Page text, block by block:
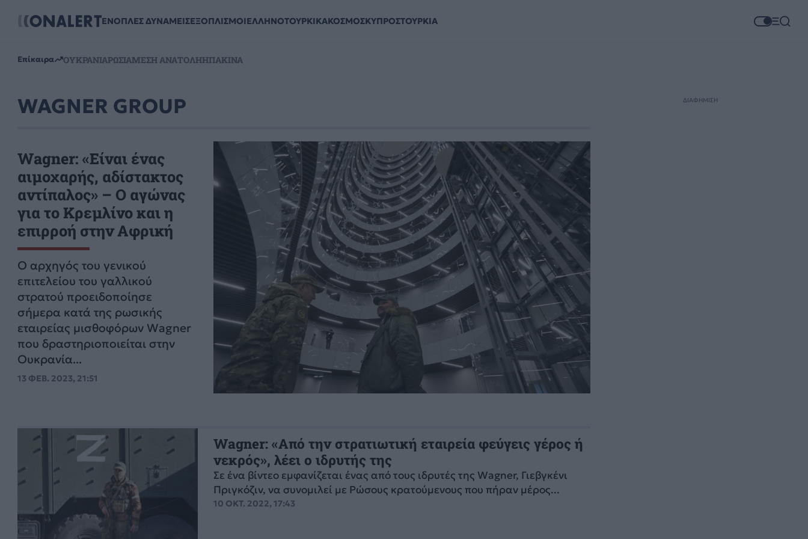
ΕΝΟΠΛΕΣ ΔΥΝΑΜΕΙΣΕΞΟΠΛΙΣΜΟΙΕΛΛΗΝΟΤΟΥΡΚΙΚΑΚΟΣΜΟΣΚΥΠΡΟΣΤΟΥΡΚΙΑ
Επίκαιρα ΟΥΚΡΑΝΙΑΡΩΣΙΑΜΕΣΗ ΑΝΑΤΟΛΗΗΠΑΚΙΝΑ
WAGNER GROUP
Wagner: «Είναι ένας
αιμοχαρής, αδίστακτος
αντίπαλος» – Ο αγώνας
για το Κρεμλίνο και η
επιρροή στην Αφρική
Ο αρχηγός του γενικού
επιτελείου του γαλλικού
στρατού προειδοποίησε
σήμερα κατά της ρωσικής
εταιρείας μισθοφόρων Wagner
που δραστηριοποιείται στην
Ουκρανία...
13 ΦΕΒ. 2023, 21:51
Wagner: «Από την στρατιωτική εταιρεία φεύγεις γέρος ή
νεκρός», λέει ο ιδρυτής της
Σε ένα βίντεο εμφανίζεται ένας από τους ιδρυτές της Wagner, Γιεβγκένι
Πριγκόζιν, να συνομιλεί με Ρώσους κρατούμενους που πήραν μέρος...
10 ΟΚΤ. 2022, 17:43
ΔΙΑΦΗΜΙΣΗ